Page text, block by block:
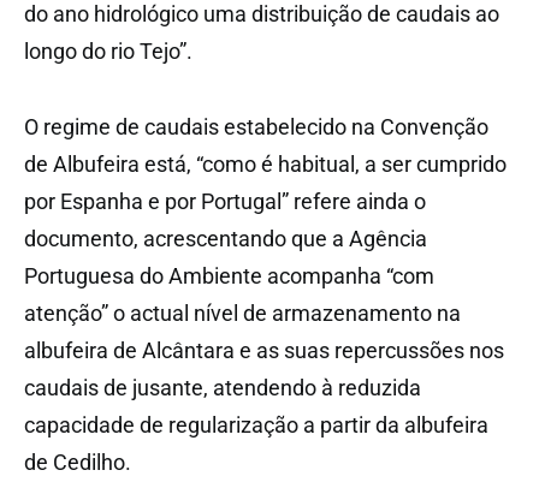
do ano hidrológico uma distribuição de caudais ao
longo do rio Tejo”.
O regime de caudais estabelecido na Convenção
de Albufeira está, “como é habitual, a ser cumprido
por Espanha e por Portugal” refere ainda o
documento, acrescentando que a Agência
Portuguesa do Ambiente acompanha “com
atenção” o actual nível de armazenamento na
albufeira de Alcântara e as suas repercussões nos
caudais de jusante, atendendo à reduzida
capacidade de regularização a partir da albufeira
de Cedilho.